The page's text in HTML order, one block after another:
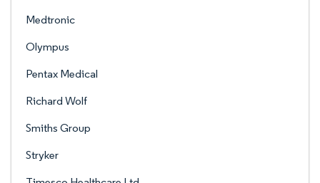
Medtronic
Olympus
Pentax Medical
Richard Wolf
Smiths Group
Stryker